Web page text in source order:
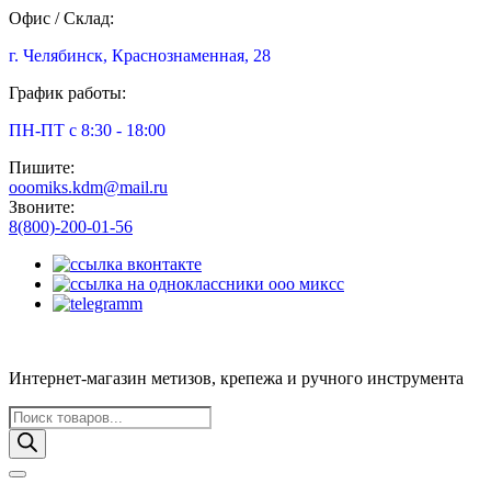
Офис / Склад:
г. Челябинск, Краснознаменная, 28
График работы:
ПН-ПТ с 8:30 - 18:00
Пишите:
ooomiks.kdm@mail.ru
Звоните:
8(800)-200-01-56
Интернет-магазин метизов, крепежа и ручного инструмента
Поиск
товаров